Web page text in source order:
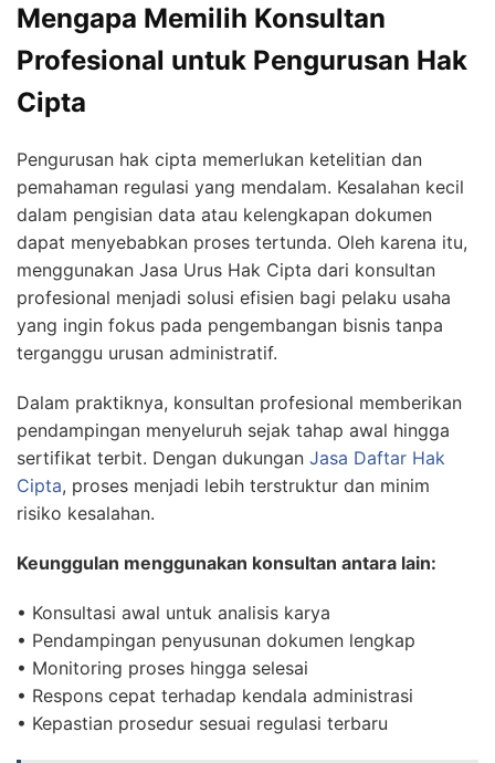
Mengapa Memilih Konsultan
Profesional untuk Pengurusan Hak
Cipta
Pengurusan hak cipta memerlukan ketelitian dan
pemahaman regulasi yang mendalam. Kesalahan kecil
dalam pengisian data atau kelengkapan dokumen
dapat menyebabkan proses tertunda. Oleh karena itu,
menggunakan Jasa Urus Hak Cipta dari konsultan
profesional menjadi solusi efisien bagi pelaku usaha
yang ingin fokus pada pengembangan bisnis tanpa
terganggu urusan administratif.
Dalam praktiknya, konsultan profesional memberikan
pendampingan menyeluruh sejak tahap awal hingga
sertifikat terbit. Dengan dukungan Jasa Daftar Hak
Cipta, proses menjadi lebih terstruktur dan minim
risiko kesalahan.
Keunggulan menggunakan konsultan antara lain:
• Konsultasi awal untuk analisis karya
• Pendampingan penyusunan dokumen lengkap
• Monitoring proses hingga selesai
• Respons cepat terhadap kendala administrasi
• Kepastian prosedur sesuai regulasi terbaru